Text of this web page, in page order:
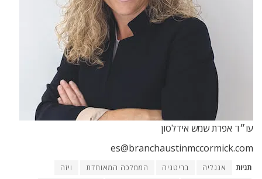
עו״ד אפרת שמש אידלסון
es@branchaustinmccormick.com
תגיות אנגליה בריטניה הממלכה המאוחדת
ויזה